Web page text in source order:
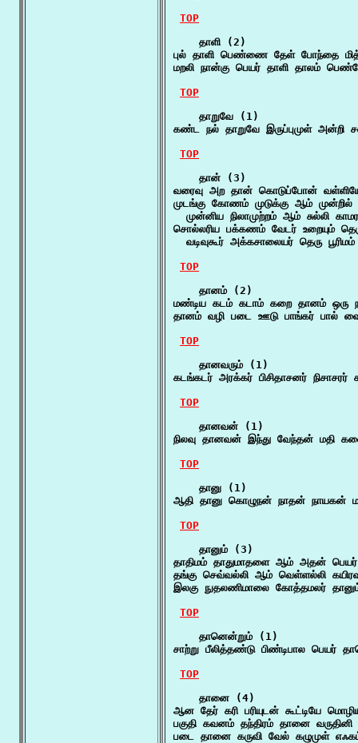
TOP
    தாளி (2)
புல் தாளி பெண்ணை தேள் போந்தை
மறலி நான்கு பெயர் தாளி தாலம்
TOP
    தாறுவே (1)
கண்ட நல் தாறுவே இருப்புமுள் அன்றி
TOP
    தான் (3)
வரைவு அற தான் கொடுப்போன்
முடங்கு கோணம் முடுக்கு ஆம்
முன்னிய நிலாமுற்றம் ஆம் சுல்லி
சொல்லரிய பக்கணம் வேடர் உறையும்
வடிவுகூர் அக்கசாலையர் தெரு
TOP
    தானம் (2)
மண்டிய கடம் கடாம் கறை தானம் ஒரு
தானம் வழி படை ஊடு பாங்கர் பால்
TOP
    தானவரும் (1)
கடங்கடர் அரக்கர் பிசிதாசனர்
TOP
    தானவன் (1)
நிலவு தானவன் இந்து வேந்தன் மதி
TOP
    தானு (1)
ஆதி தானு கொழுநன் நாதன்
TOP
    தானும் (3)
தாதிமம் தாதுமாதளை ஆம் அதன்
தங்கு செவ்வல்லி ஆம் வெள்ளல்லி
இலகு நுதலணிமாலை கோத்தமலர்
TOP
    தானென்றும் (1)
சாற்று பீலித்தண்டு பிண்டிபால
TOP
    தானை (4)
ஆன தேர் கரி பரியுடன் கூட்டியே
பகுதி கவனம் தந்திரம் தானை
படை தானை கருவி வேல் கழுமுள்